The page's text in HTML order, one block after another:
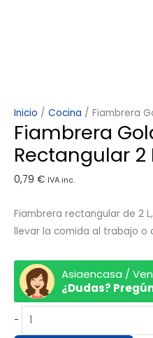
Inicio / Cocina / Fiambrera
Fiambrera
Rectangular 2
0,79 € IVA inc.
Fiambrera rectangular de 2
llevar la comida al trabajo o
Asiaencasa /
¿Dudas?
-